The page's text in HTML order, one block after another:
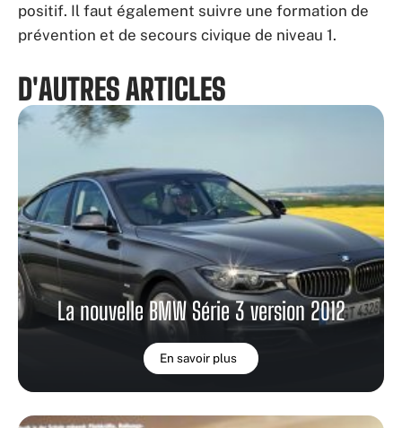
positif. Il faut également suivre une formation de
prévention et de secours civique de niveau 1.
D'AUTRES ARTICLES
La nouvelle BMW Série 3 version 2012
En savoir plus